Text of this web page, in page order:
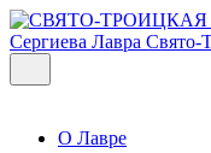
Сергиева Лавра Свято-
О Лавре